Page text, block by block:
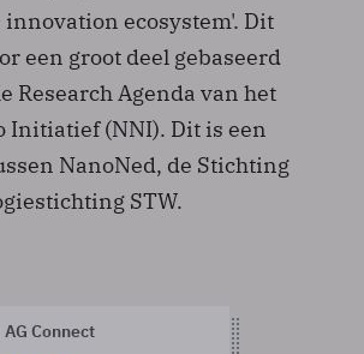
ecosystem'. Dit
een groot deel gebaseerd
Research Agenda van het
Initiatief (NNI). Dit is een
NanoNed, de Stichting
STW.
Connect